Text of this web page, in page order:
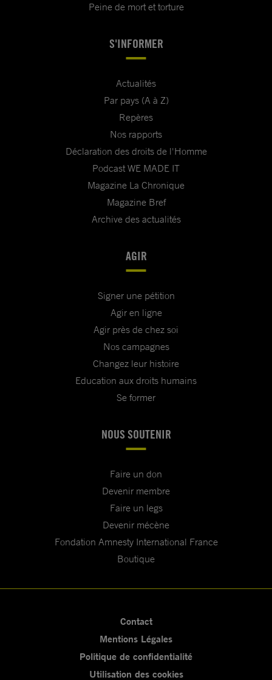
Peine de mort et torture
S'INFORMER
Actualités
Par pays (A à Z)
Repères
Nos rapports
Déclaration des droits de l'Homme
Podcast WE MADE IT
Magazine La Chronique
Magazine Bref
Archive des actualités
AGIR
Signer une pétition
Agir en ligne
Agir près de chez soi
Nos campagnes
Changez leur histoire
Education aux droits humains
Se former
NOUS SOUTENIR
Faire un don
Devenir membre
Faire un legs
Devenir mécène
Fondation Amnesty International France
Boutique
Contact
Mentions Légales
Politique de confidentialité
Utilisation des cookies